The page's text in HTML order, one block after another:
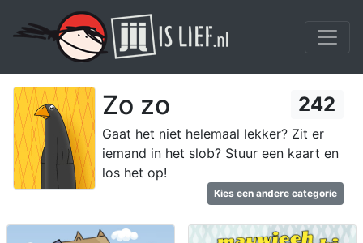
Zo zo 242
Gaat het niet helemaal lekker? Zit er
iemand in het slob? Stuur een kaart en
los het op!
Kies een andere categorie